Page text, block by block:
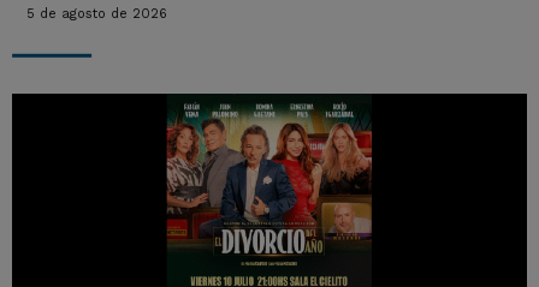
5 de agosto de 2026